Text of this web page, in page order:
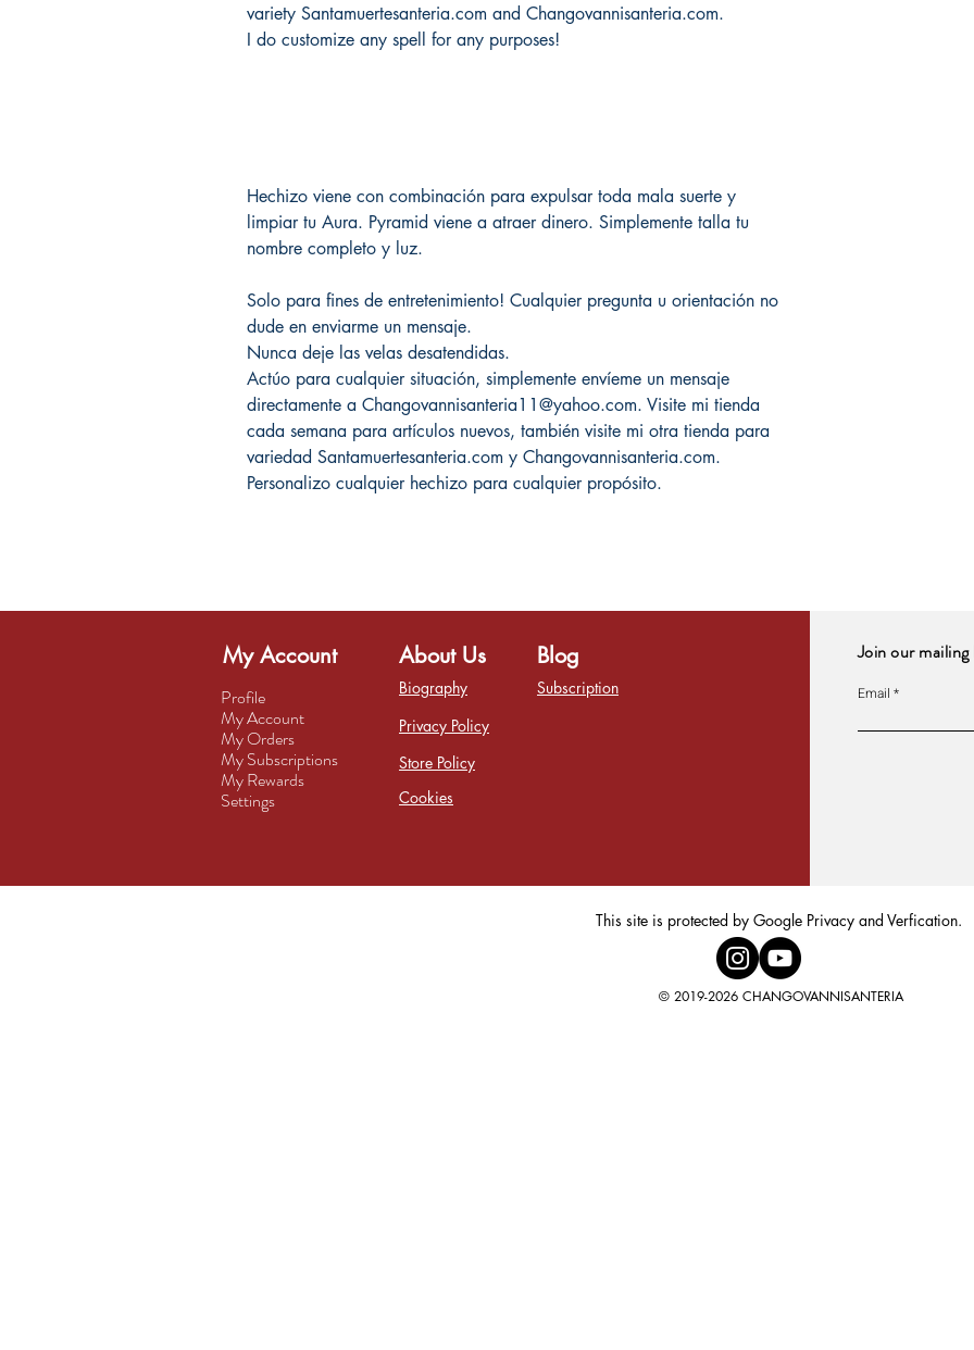
variety Santamuertesanteria.com and Changovannisanteria.com.
I do customize any spell for any purposes!
Hechizo viene con combinación para expulsar toda mala suerte y
limpiar tu Aura. Pyramid viene a atraer dinero. Simplemente talla tu
nombre completo y luz.
Solo para fines de entretenimiento! Cualquier pregunta u orientación no
dude en enviarme un mensaje.
Nunca deje las velas desatendidas.
Actúo para cualquier situación, simplemente envíeme un mensaje
directamente a Changovannisanteria11@yahoo.com. Visite mi tienda
cada semana para artículos nuevos, también visite mi otra tienda para
variedad Santamuertesanteria.com y Changovannisanteria.com.
Personalizo cualquier hechizo para cualquier propósito.
My Account
Profile
My Account
My Orders
My Subscriptions
My Rewards
Settings
About Us
Biography
Privacy Policy
Store Policy
Cookies
Blog
Subscription
Join our
Email
This site is protected by Google Privacy and Verfication.
© 2019-2026 CHANGOVANNISANTERIA